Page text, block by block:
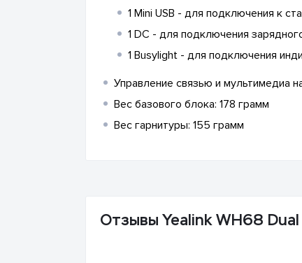
1 Mini USB - для подключения к
1 DC - для подключения
1 Busylight - для подключения
Управление связью и мультимедиа
Вес базового блока: 178 грамм
Вес гарнитуры: 155 грамм
Отзывы Yealink WH68